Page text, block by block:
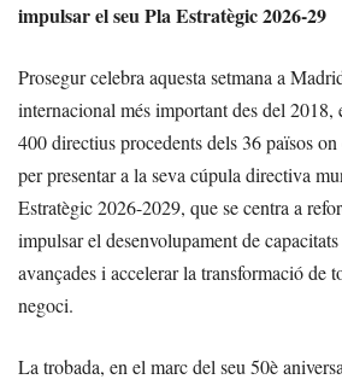
impulsar el seu Pla Estratègic 2026-29
Prosegur celebra aquesta setmana a
internacional més important des del 2018,
400 directius procedents dels 36 països
per presentar a la seva cúpula directiva
Estratègic 2026-2029, que se centra a
impulsar el desenvolupament de
avançades i accelerar la transformació de
negoci.
La trobada, en el marc del seu 50è